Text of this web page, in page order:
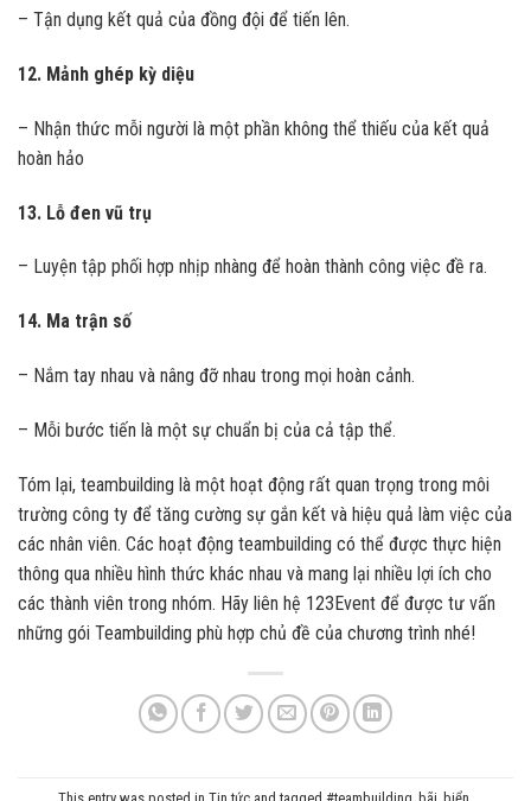
– Tận dụng kết quả của đồng đội để tiến lên.
12. Mảnh ghép kỳ diệu
– Nhận thức mỗi người là một phần không thể thiếu của kết quả
hoàn hảo
13. Lỗ đen vũ trụ
– Luyện tập phối hợp nhịp nhàng để hoàn thành công việc đề ra.
14. Ma trận số
– Nắm tay nhau và nâng đỡ nhau trong mọi hoàn cảnh.
– Mỗi bước tiến là một sự chuẩn bị của cả tập thể.
Tóm lại, teambuilding là một hoạt động rất quan trọng trong môi
trường công ty để tăng cường sự gắn kết và hiệu quả làm việc của
các nhân viên. Các hoạt động teambuilding có thể được thực hiện
thông qua nhiều hình thức khác nhau và mang lại nhiều lợi ích cho
các thành viên trong nhóm. Hãy liên hệ 123Event để được tư vấn
những gói Teambuilding phù hợp chủ đề của chương trình nhé!